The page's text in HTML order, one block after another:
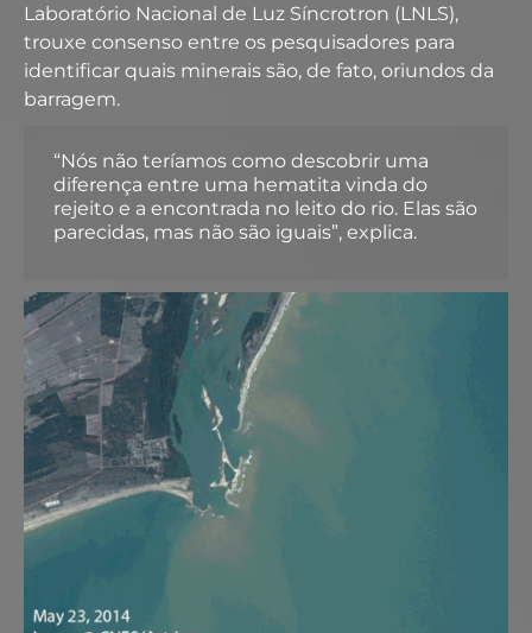
Laboratório Nacional de Luz Síncrotron (LNLS),
trouxe consenso entre os pesquisadores para
identificar quais minerais são, de fato, oriundos da
barragem.
“Nós não teríamos como descobrir uma
diferença entre uma hematita vinda do
rejeito e a encontrada no leito do rio. Elas são
parecidas, mas não são iguais”, explica.